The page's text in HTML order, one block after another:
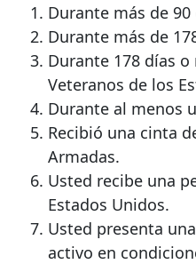
Durante más de
Durante más de
Durante 178 días
Veteranos de los
Durante al menos
Recibió una cinta
Armadas.
Usted recibe una
Estados Unidos.
Usted presenta
activo en